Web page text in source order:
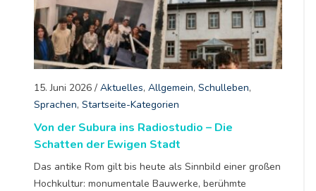
15. Juni 2026/ Aktuelles, Allgemein, Schulleben,
Sprachen, Startseite-Kategorien
Von der Subura ins Radiostudio – Die
Schatten der Ewigen Stadt
Das antike Rom gilt bis heute als Sinnbild einer großen
Hochkultur: monumentale Bauwerke, berühmte